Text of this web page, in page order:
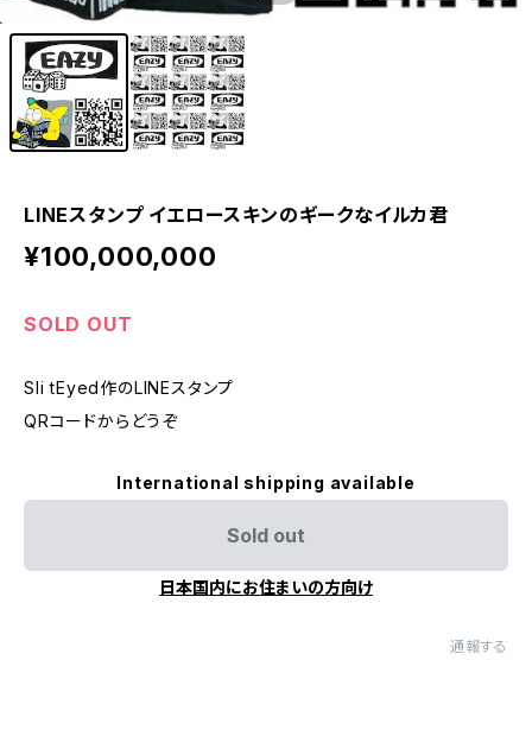
LINEスタンプ イエロースキンのギークなイルカ君
¥100,000,000
SOLD OUT
Sli tEyed作のLINEスタンプ
QRコードからどうぞ
International shipping available
Sold out
日本国内にお住まいの方向け
通報する